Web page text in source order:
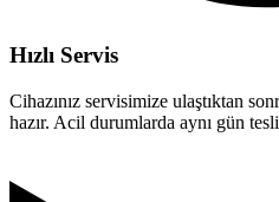
Hızlı Servis
Cihazınız servisimize ulaştıktan
hazır. Acil durumlarda aynı gün